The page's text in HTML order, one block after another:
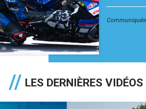
Communiqués
LES DERNIÈRES VIDÉOS